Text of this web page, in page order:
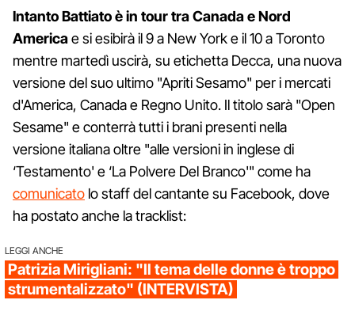
Intanto Battiato è in tour tra Canada e Nord
Americae si esibirà il 9 a New York e il 10 a Toronto
mentre martedì uscirà, su etichetta Decca, una nuova
versione del suo ultimo "Apriti Sesamo" per i mercati
d'America, Canada e Regno Unito. Il titolo sarà "Open
Sesame" e conterrà tutti i brani presenti nella
versione italiana oltre "alle versioni in inglese di
‘Testamento' e ‘La Polvere Del Branco'" come ha
comunicato lo staff del cantante su Facebook, dove
ha postato anche la tracklist:
LEGGI ANCHE
Patrizia Mirigliani: "Il tema delle donne è troppo
strumentalizzato" (INTERVISTA)